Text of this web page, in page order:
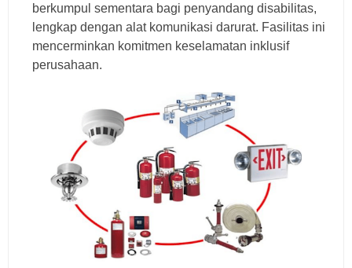
berkumpul sementara bagi penyandang disabilitas,
lengkap dengan alat komunikasi darurat. Fasilitas ini
mencerminkan komitmen keselamatan inklusif
perusahaan.